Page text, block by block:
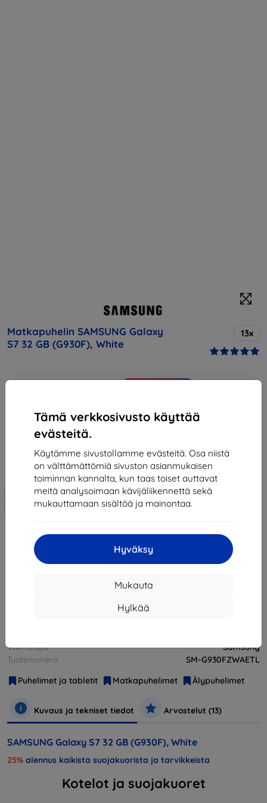
Tämä verkkosivusto käyttää
evästeitä.
Käytämme sivustollamme evästeitä. Osa niistä
on välttämättömiä sivuston asianmukaisen
toiminnan kannalta, kun taas toiset auttavat
meitä analysoimaan kävijäliikennettä sekä
mukauttamaan sisältöä ja mainontaa.
Hyväksy
Mukauta
Hylkää
Matkapuhelin SAMSUNG Galaxy
S7 32 GB (G930F), White
13x
375,90 €
338,31 €
-10%
Alennus kupongilla
EXTRA10
Lisää
ostoskoriin
Loppuunmyyty
Valmistaja
Samsung
Tuotenumero
SM-G930FZWAETL
Puhelimet ja tabletit
Matkapuhelimet Älypuhelimet
Kuvaus ja tekniset tiedot Arvostelut (13)
SAMSUNG Galaxy S7 32 GB (G930F), White
25% alennus kaikista suojakuorista ja tarvikkeista
Kotelot ja suojakuoret